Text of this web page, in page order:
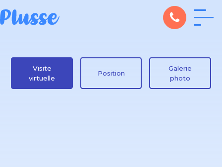
Visite
virtuelle
Position
Galerie
photo